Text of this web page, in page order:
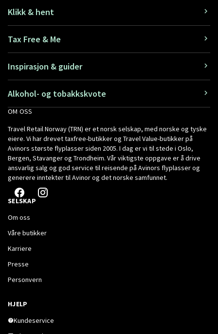
Klikk & hent
Tax Free & Me
Inspirasjon & guider
Alkohol- og tobakkskvote
OM OSS
Travel Retail Norway (TRN) er et norsk selskap, med norske og tyske
eiere. Vi har drevet taxfree-butikker og Travel Value-butikker på
Avinors største flyplasser siden 2005. I dag er vi til stede i Oslo,
Bergen, Stavanger og Trondheim. Vår viktigste oppgave er å drive
ansvarlig salg og god service til reisende på Avinors flyplasser og
generere inntekter til Avinor og det norske samfunnet.
SELSKAP
Om oss
Våre butikker
Karriere
Presse
Personvern
HJELP
Kundeservice